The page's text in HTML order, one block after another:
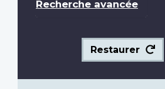
Recherche avancée
Restaurer